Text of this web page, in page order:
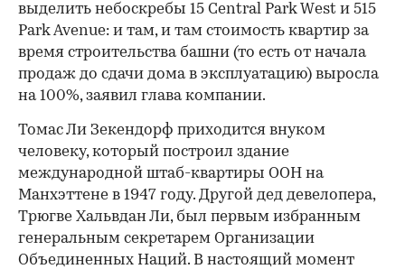
выделить небоскребы 15 Central Park West и 515
Park Avenue: и там, и там стоимость квартир за
время строительства башни (то есть от начала
продаж до сдачи дома в эксплуатацию) выросла
на 100%, заявил глава компании.
Томас Ли Зекендорф приходится внуком
человеку, который построил здание
международной штаб-квартиры ООН на
Манхэттене в 1947 году. Другой дед девелопера,
Трюгве Хальвдан Ли, был первым избранным
генеральным секретарем Организации
Объединенных Наций. В настоящий момент